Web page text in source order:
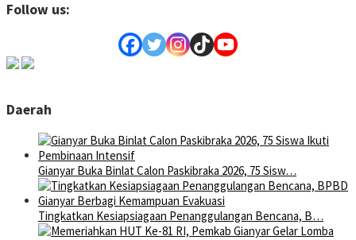
Follow us:
Daerah
Gianyar Buka Binlat Calon Paskibraka 2026, 75 Sisw…
Tingkatkan Kesiapsiagaan Penanggulangan Bencana, B…